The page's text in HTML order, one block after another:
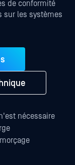
de conformité
sur les systèmes
nécessaire